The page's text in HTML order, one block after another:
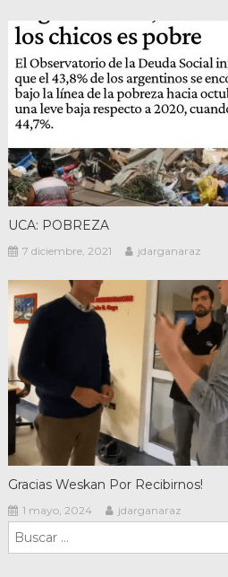
UCA: POBREZA
7 diciembre, 2021 jdarganaraz
Gracias Weskan Por Recibirnos!
1 mayo, 2024 jdarganaraz